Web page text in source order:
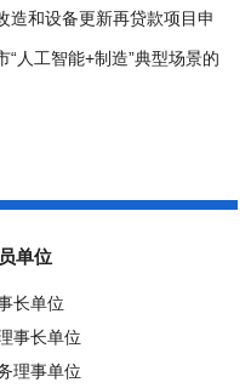
造和设备更新再贷款项目申
“人工智能+制造”典型场景的
单位
长单位
事长单位
理事单位